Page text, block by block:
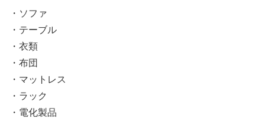
・ソファ
・テーブル
・衣類
・布団
・マットレス
・ラック
・電化製品